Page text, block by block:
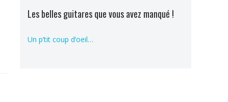
Les belles guitares que vous avez manqué !
Un p’tit coup d’oeil…